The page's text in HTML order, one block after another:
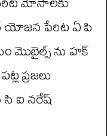
యోజన పేరిట ఏ పి
మొబైల్స్ ను హక్
ప్రజలు
సి ఐ నరేష్